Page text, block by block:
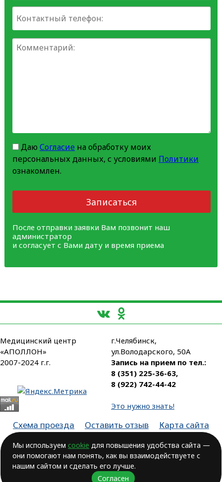
Даю Согласиена обработку моих
персональных данных, с условиями Политики
ознакомлен.
Записаться
После отправки заявки Вам позвонит наш
администратор
и согласует с Вами дату и время приема
Медицинский центр
«АПОЛЛОН»
2007-2024 г.г.
г.Челябинск,
ул.Володарского, 50А
Запись на прием по тел.:
8 (351) 225-36-63,
8 (922) 742-44-42
Это нужно знать!
Схема проезда Оставить отзыв
Карта сайта
Лицензия № ЛО-74-01-003806, от 14.10.2016, выдана Министерством
здравоохранения Челябинской области
Мы используем cookie для повышения удобства сайта —
они помогают нам понять, как вы взаимодействуете с
нашим сайтом и сделать его лучше.
Согласен